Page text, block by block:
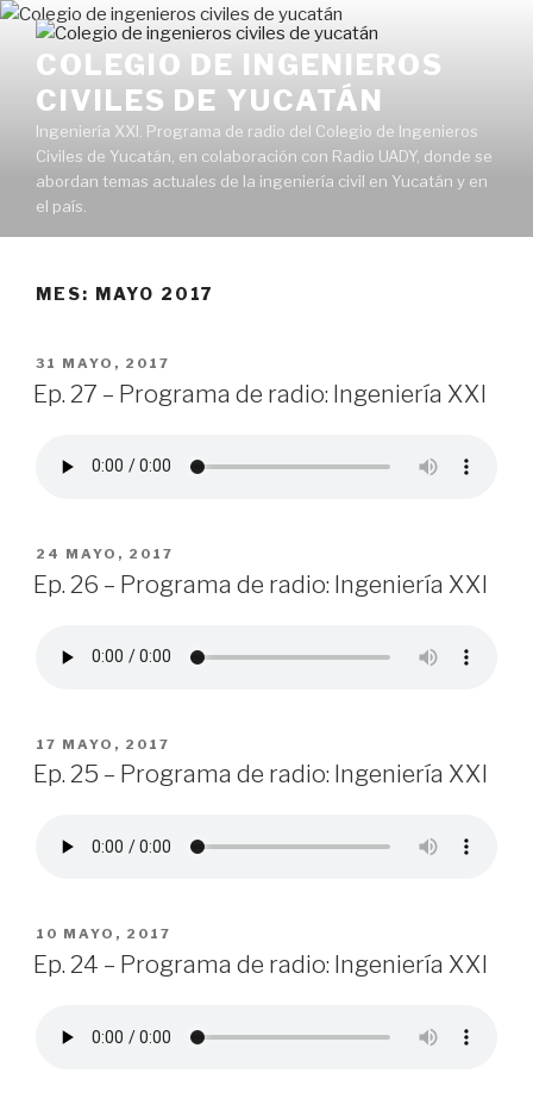
Ir
contenido
COLEGIO DE INGENIEROS
CIVILES DE YUCATÁN
Ingeniería XXI. Programa de radio del Colegio de Ingenieros
Civiles de Yucatán, en colaboración con Radio UADY, donde se
abordan temas actuales de la ingeniería civil en Yucatán y en
el país.
MES: MAYO 2017
PUBLICADO
EN
31 MAYO, 2017
Ep. 27 – Programa de radio: Ingeniería XXI
PUBLICADO
EN
24 MAYO, 2017
Ep. 26 – Programa de radio: Ingeniería XXI
PUBLICADO
EN
17 MAYO, 2017
Ep. 25 – Programa de radio: Ingeniería XXI
PUBLICADO
EN
10 MAYO, 2017
Ep. 24 – Programa de radio: Ingeniería XXI